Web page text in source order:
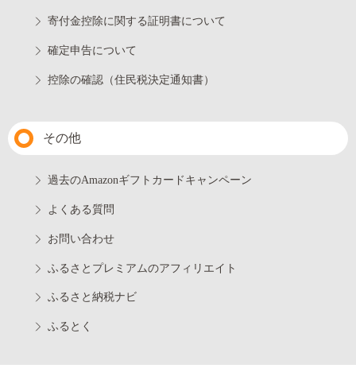
寄付金控除に関する証明書について
確定申告について
控除の確認（住民税決定通知書）
その他
過去のAmazonギフトカードキャンペーン
よくある質問
お問い合わせ
ふるさとプレミアムのアフィリエイト
ふるさと納税ナビ
ふるとく